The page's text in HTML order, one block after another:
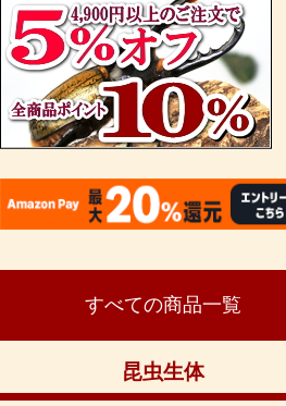
すべての商品一覧
昆虫生体